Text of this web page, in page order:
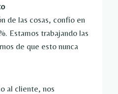
de las cosas, confío en
Estamos trabajando las
de que esto nunca
al cliente, nos